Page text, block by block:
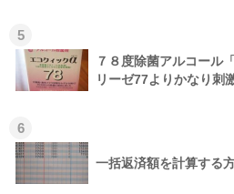
5
７８度除菌アルコール
リーゼ77よりかなり刺
6
一括返済額を計算する